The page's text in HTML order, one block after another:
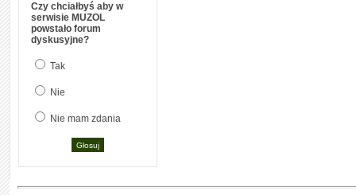
Czy chciałbyś aby w
serwisie MUZOL
powstało forum
dyskusyjne?
Tak
Nie
Nie mam zdania